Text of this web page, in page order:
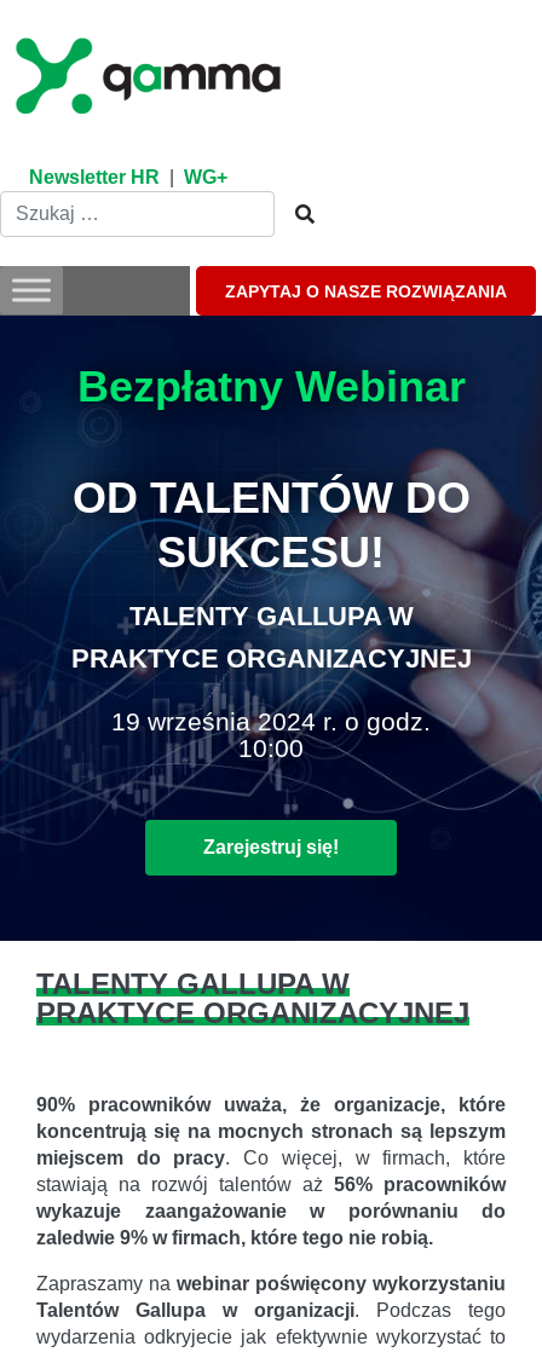
content
Newsletter HR WG+
ZAPYTAJ O NASZE ROZWIĄZANIA
Bezpłatny Webinar
OD TALENTÓW DO
SUKCESU!
TALENTY GALLUPA W
PRAKTYCE ORGANIZACYJNEJ
19 września 2024 r. o godz.
10:00
Zarejestruj się!
TALENTY GALLUPA W
PRAKTYCE ORGANIZACYJNEJ
90% pracowników uważa, że organizacje, które
koncentrują się na mocnych stronach są lepszym
miejscem do pracy. Co więcej, w firmach, które
stawiają na rozwój talentów aż 56% pracowników
wykazuje zaangażowanie w porównaniu do
zaledwie 9% w firmach, które tego nie robią.
Zapraszamy na webinar poświęcony wykorzystaniu
Talentów Gallupa w organizacji. Podczas tego
wydarzenia odkryjecie jak efektywnie wykorzystać to